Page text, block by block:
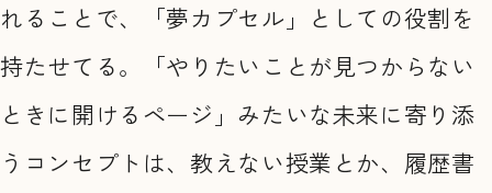
れることで、「夢カプセル」としての役割を
持たせてる。「やりたいことが見つからない
ときに開けるページ」みたいな未来に寄り添
うコンセプトは、教えない授業とか、履歴書